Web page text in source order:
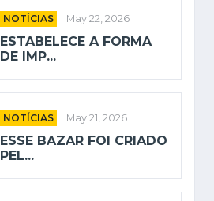
NOTÍCIAS May 22, 2026
ESTABELECE A FORMA
DE IMP...
NOTÍCIAS May 21, 2026
ESSE BAZAR FOI CRIADO
PEL...